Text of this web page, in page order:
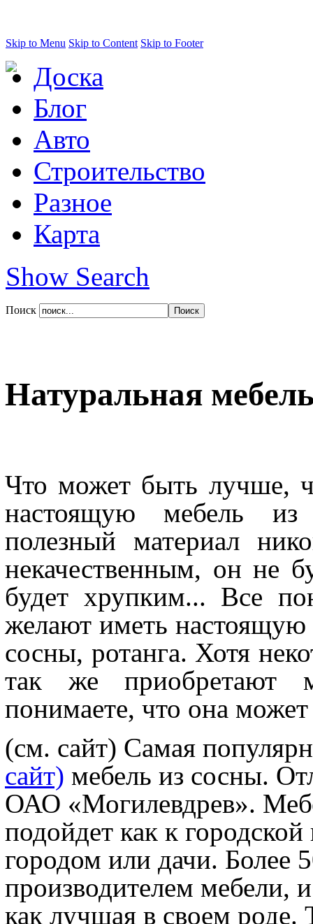
Skip to Menu Skip to Content Skip to Footer
Доска
Блог
Авто
Строительство
Разное
Карта
Show Search
Поиск
Натуральная
Что может быть лучше,
настоящую мебель из
полезный материал
некачественным, он не
будет хрупким... Все
желают иметь настоящую
сосны, ротанга. Хотя
так же приобретают
понимаете, что она
(см. сайт) Самая
сайт) мебель из сосны.
ОАО «Могилевдрев».
подойдет как к
городом или дачи. Более
производителем мебели,
как лучшая в своем